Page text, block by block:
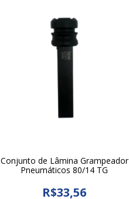
Conjunto de Lâmina Grampeador
Pneumáticos 80/14 TG
R$33,56